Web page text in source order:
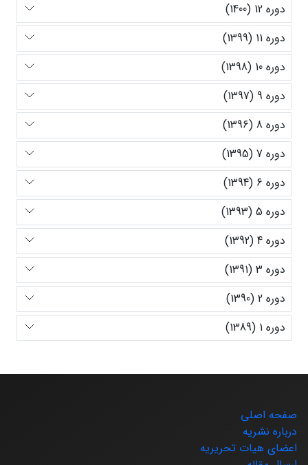
دوره 12 (1400)
دوره 11 (1399)
دوره 10 (1398)
دوره 9 (1397)
دوره 8 (1396)
دوره 7 (1395)
دوره 6 (1394)
دوره 5 (1393)
دوره 4 (1392)
دوره 3 (1391)
دوره 2 (1390)
دوره 1 (1389)
صفحه اصلی
درباره نشریه
اعضای هیات تحریریه